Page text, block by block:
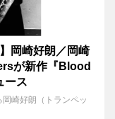
岡崎好朗／岡崎
が新作『Blood
ース
崎好朗（トランペッ